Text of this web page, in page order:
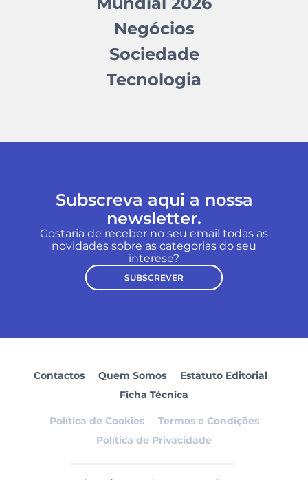
Negócios
Sociedade
Tecnologia
Subscreva aqui a nossa
newsletter.
Gostaria de receber no seu email todas as
novidades sobre as categorias do seu
interese?
SUBSCREVER
Contactos Quem Somos
Estatuto Editorial
Ficha Técnica
Política de Cookies
Termos e Condições
Política de Privacidade